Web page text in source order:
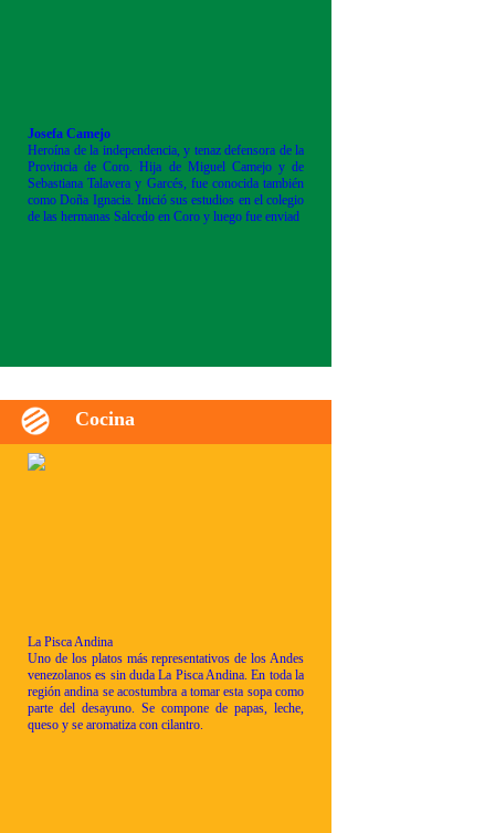
Josefa Camejo
Heroína de la independencia, y tenaz defensora de la
Provincia de Coro. Hija de Miguel Camejo y de
Sebastiana Talavera y Garcés, fue conocida también
como Doña Ignacia. Inició sus estudios en el colegio
de las hermanas Salcedo en Coro y luego fue enviad
Cocina
La Pisca Andina
Uno de los platos más representativos de los Andes
venezolanos es sin duda La Pisca Andina. En toda la
región andina se acostumbra a tomar esta sopa como
parte del desayuno. Se compone de papas, leche,
queso y se aromatiza con cilantro.